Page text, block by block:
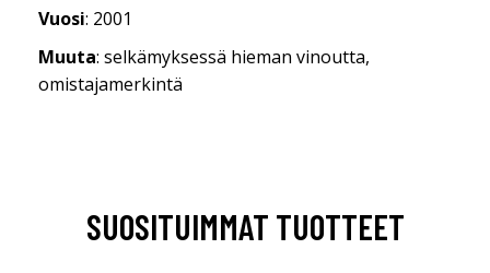
Vuosi: 2001
Muuta: selkämyksessä hieman vinoutta,
omistajamerkintä
SUOSITUIMMAT TUOTTEET